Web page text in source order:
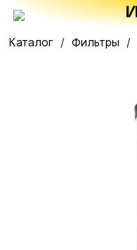
Каталог Фильтры